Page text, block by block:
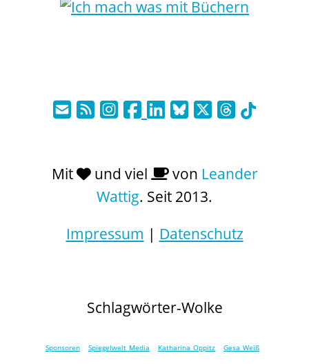
Mit und viel von Leander
Wattig. Seit 2013.
Impressum | Datenschutz
Schlagwörter-Wolke
Sponsoren Spiegelwelt Media Katharina Oppitz Gesa Weiß